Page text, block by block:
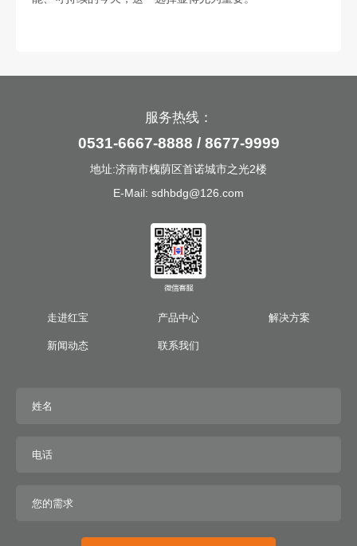
服务热线：
0531-6667-8888 / 8677-9999
地址:济南市槐荫区首诺城市之光2楼
E-Mail: sdhbdg@126.com
走进红宝 产品中心 解决方案
新闻动态 联系我们